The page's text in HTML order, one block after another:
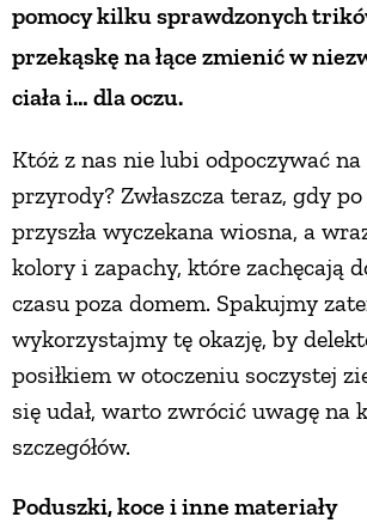
pomocy kilku sprawdzonych
przekąskę na łące zmienić w
ciała i… dla oczu.
Któż z nas nie lubi odpoczywać na
przyrody? Zwłaszcza teraz, gdy
przyszła wyczekana wiosna, a
kolory i zapachy, które zachęcają
czasu poza domem. Spakujmy
wykorzystajmy tę okazję, by
posiłkiem w otoczeniu soczystej
się udał, warto zwrócić uwagę na
szczegółów.
Poduszki, koce i inne materiały
ZWYCZAJE
ZRÓB TO SAM
PRZEPISY
ŚNIADANIA